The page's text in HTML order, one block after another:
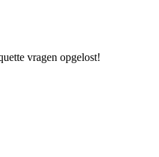
vragen opgelost!